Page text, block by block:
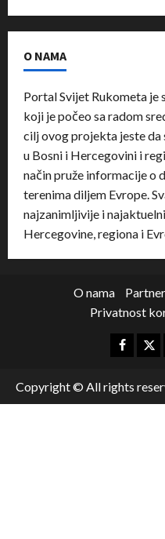
O NAMA
Portal Svijet Rukometa
koji je počeo sa radom
cilj ovog projekta jeste
u Bosni i Hercegovini i
način pruže informacije o
terenima diljem Evrope.
najzanimljivije i
Hercegovine, regiona i
O nama
Privatnost
Copyright © All rights